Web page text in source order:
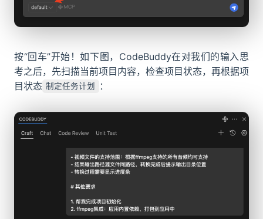
按“回车”开始！如下图，CodeBuddy在对我们的输入思
考之后，先扫描当前项目内容，检查项目状态，再根据项
目状态 制定任务计划 ：